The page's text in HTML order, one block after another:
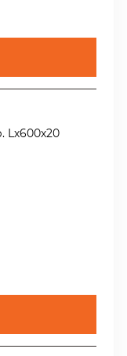
Lх600х20